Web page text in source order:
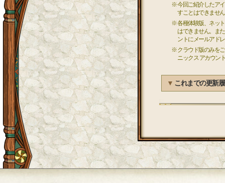
※ 今回ご紹介したア
すことはできませ
※ 各種体験版、ネッ
はできません。ま
ントにメールアド
※ クラウド版のみを
ニックス アカウン
▼ これまでの更新